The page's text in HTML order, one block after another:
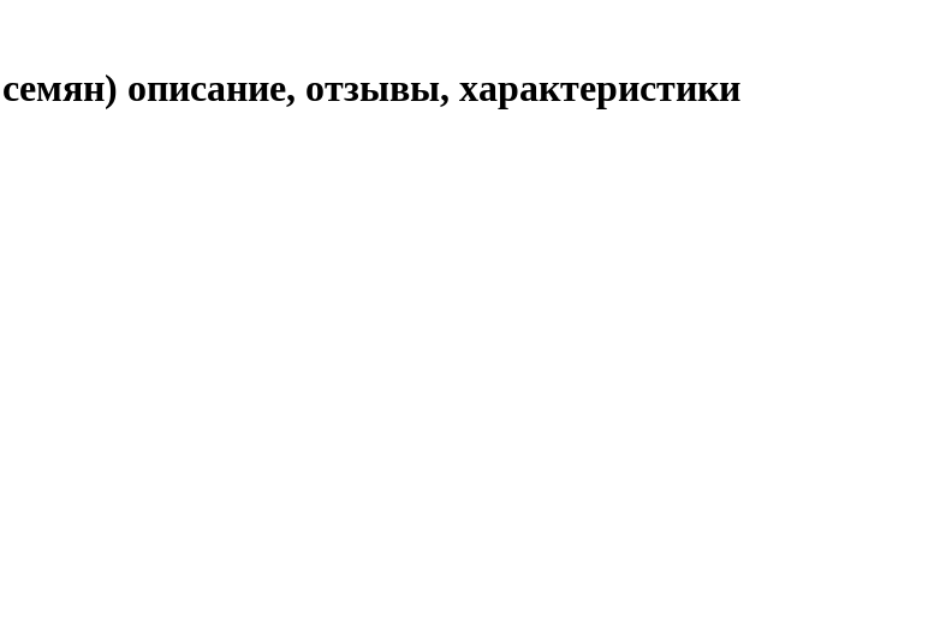
описание, отзывы, характеристики